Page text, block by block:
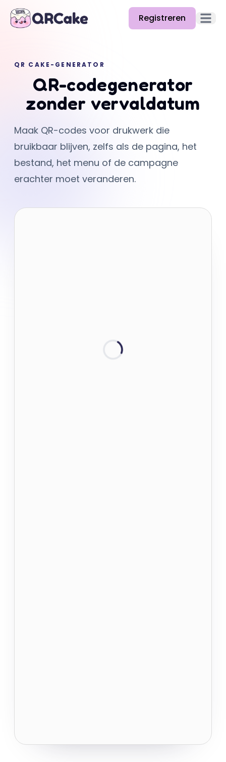
Registreren
Prijzen
Blog
Help
API
QR CAKE-GENERATOR
QR-codegenerator
zonder vervaldatum
Maak QR-codes voor drukwerk die
bruikbaar blijven, zelfs als de pagina, het
bestand, het menu of de campagne
erachter moet veranderen.